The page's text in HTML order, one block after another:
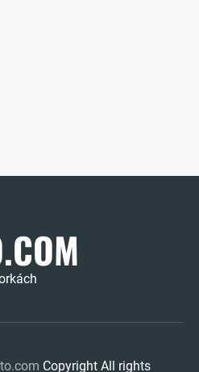
Copyright All rights